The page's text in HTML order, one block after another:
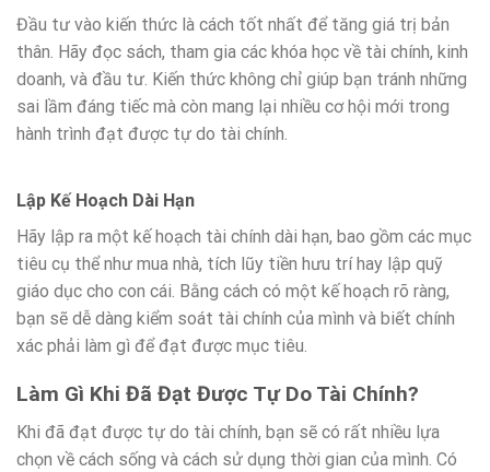
Đầu tư vào kiến thức là cách tốt nhất để tăng giá trị bản
thân. Hãy đọc sách, tham gia các khóa học về tài chính, kinh
doanh, và đầu tư. Kiến thức không chỉ giúp bạn tránh những
sai lầm đáng tiếc mà còn mang lại nhiều cơ hội mới trong
hành trình đạt được tự do tài chính.
Lập Kế Hoạch Dài Hạn
Hãy lập ra một kế hoạch tài chính dài hạn, bao gồm các mục
tiêu cụ thể như mua nhà, tích lũy tiền hưu trí hay lập quỹ
giáo dục cho con cái. Bằng cách có một kế hoạch rõ ràng,
bạn sẽ dễ dàng kiểm soát tài chính của mình và biết chính
xác phải làm gì để đạt được mục tiêu.
Làm Gì Khi Đã Đạt Được Tự Do Tài Chính?
Khi đã đạt được tự do tài chính, bạn sẽ có rất nhiều lựa
chọn về cách sống và cách sử dụng thời gian của mình. Có